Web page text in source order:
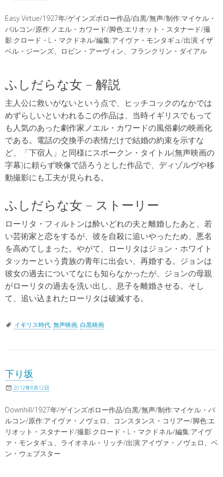
Easy Virtue/1927年/ゲインズボロー作品/白黒/無声/制作:マイケル・
バルコン/原作:ノエル・カワード/脚色:エリオット・スタナード/撮
影:クロード・L・マクドネル/編集:アイヴァ・モンタギュ/出演:イザ
ベル・ジーンズ、ロビン・アーヴィン、フランクリン・ダイアル
ふしだらな女 – 解説
主人公に救いがないという点で、ヒッチコックのなかでは
めずらしいといわれるこの作品は、当時イギリスでもって
も人気のあった劇作家ノエル・カワードの風俗劇の映画化
である。電話の交換手の表情だけで結婚の約束を示すな
ど、「下宿人」と同様にスポークン・タイトル(無声映画の
字幕)に頼らず映像で語ろうとした作品で、ディゾルヴや移
動撮影にも工夫が見られる。
ふしだらな女 – ストーリー
ローリタ・フィルトンは酔いどれの夫と離婚したあと、若
い芸術家と恋をするが、彼を自殺に追いやったため、悪名
を高めてしまった。やがて、ローリタはジョン・ホワイト
タッカーという貴族の青年に出会い、再婚する。ジョンは
彼女の過去についてなにも知らなかったが、ジョンの母親
がローリタの過去を洗い出し、息子を離婚させる。そし
て、追い込まれたローリタは破滅する。
イギリス時代, 無声映画, 白黒映画
下り坂
2012年8月12日
Downhill/1927年/ゲインズボロー作品/白黒/無声/制作:マイケル・バ
ルコン/原作:アイヴァ・ノヴェロ、コンスタンス・コリアー/脚色:エ
リオット・スタナード/撮影:クロード・L・マクドネル/編集:アイヴ
ァ・モンタギュ、ライオネル・リッチ/出演:アイヴァ・ノヴェロ、ベ
ン・ウェブスター